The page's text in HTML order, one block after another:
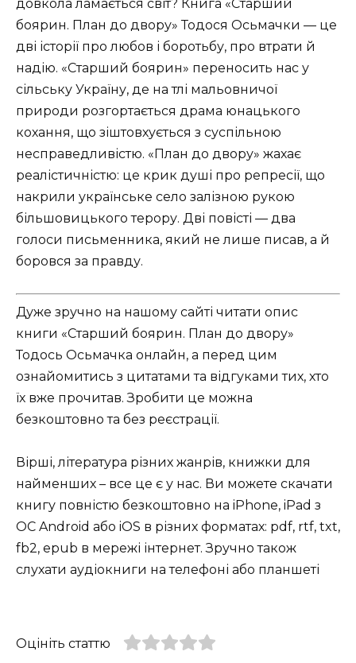
довкола ламається світ? Книга «Старший
боярин. План до двору» Тодося Осьмачки — це
дві історії про любов і боротьбу, про втрати й
надію. «Старший боярин» переносить нас у
сільську Україну, де на тлі мальовничої
природи розгортається драма юнацького
кохання, що зіштовхується з суспільною
несправедливістю. «План до двору» жахає
реалістичністю: це крик душі про репресії, що
накрили українське село залізною рукою
більшовицького терору. Дві повісті — два
голоси письменника, який не лише писав, а й
боровся за правду.
Дуже зручно на нашому сайті читати опис
книги «Старший боярин. План до двору»
Тодось Осьмачка онлайн, а перед цим
ознайомитись з цитатами та відгуками тих, хто
їх вже прочитав. Зробити це можна
безкоштовно та без реєстрації.
Вірші, література різних жанрів, книжки для
найменших – все це є у нас. Ви можете скачати
книгу повністю безкоштовно на iPhone, iPad з
ОС Android або iOS в різних форматах: pdf, rtf, txt,
fb2, epub в мережі інтернет. Зручно також
слухати аудіокниги на телефоні або планшеті
Оцініть статтю